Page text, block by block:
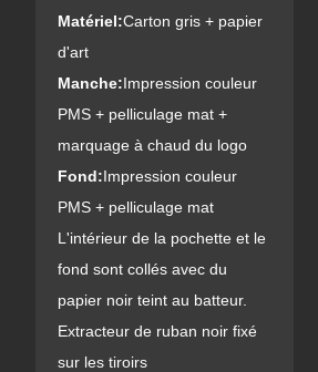
Matériel:Carton gris + papier
d'art
Manche:Impression couleur
PMS + pelliculage mat +
marquage à chaud du logo
Fond:Impression couleur
PMS + pelliculage mat
L'intérieur de la pochette et le
fond sont collés avec du
papier noir teint au batteur.
Extracteur de ruban noir fixé
sur les tiroirs